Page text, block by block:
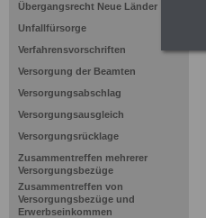
Übergangsrecht Neue Länder
Unfallfürsorge
Verfahrensvorschriften
Versorgung der Beamten
Versorgungsabschlag
Versorgungsausgleich
Versorgungsrücklage
Zusammentreffen mehrerer
Versorgungsbezüge
Zusammentreffen von
Versorgungsbezüge und
Erwerbseinkommen